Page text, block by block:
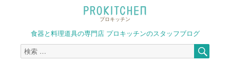
プロキッチン
食器と料理道具の専門店 プロキッチンのスタッフブログ
検
索
索